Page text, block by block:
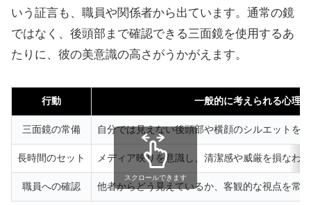
いう証言も、職員や関係者から出ています。通常の鏡
ではなく、後頭部まで確認できる三面鏡を使用するあ
たりに、彼の美意識の高さがうかがえます。
行動 一般的に考えられる心理
三面鏡の常備 自分では見えない後頭部や横顔のシルエットを
長時間のセット メディア映りを意識し、清潔感や威厳を損なわ
職員への確認 他者からどう見えているか、客観的な視点を常
スクロールできます